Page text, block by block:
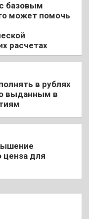
базовым
может помочь
расчетах
в рублях
выданным в
для